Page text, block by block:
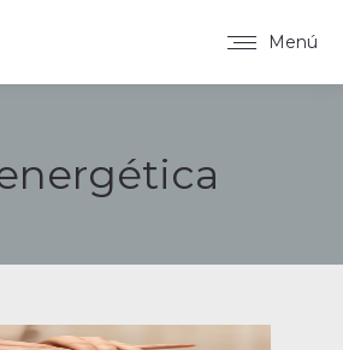
Menú